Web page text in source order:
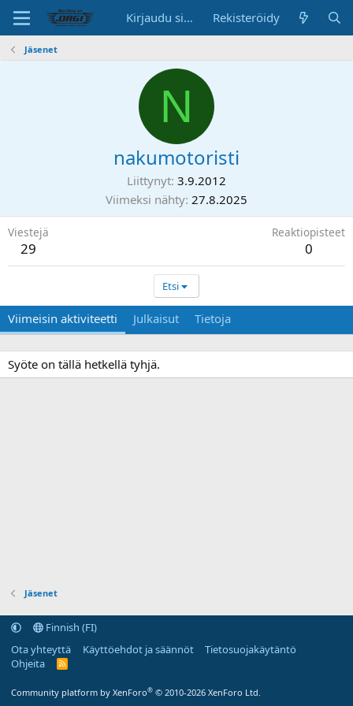
Kirjaudu sisään Rekisteröidy
Jäsenet
N
nakumotoristi
Liittynyt 3.9.2012
Viimeksi nähty 27.8.2025
Viestejä
29
Reaktiopisteet
0
Etsi
Viimeisin aktiviteetti Julkaisut Tietoja
Syöte on tällä hetkellä tyhjä.
Jäsenet
Finnish (FI)
Ota yhteyttä
Käyttöehdot ja säännöt
Tietosuojakäytäntö
Ohjeita
R
Community platform by XenForo® © 2010-2026 XenForo Ltd.